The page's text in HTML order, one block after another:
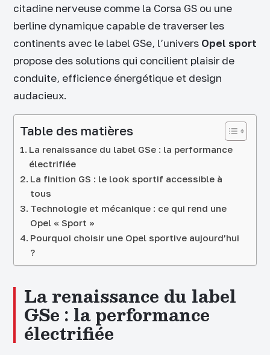
citadine nerveuse comme la Corsa GS ou une
berline dynamique capable de traverser les
continents avec le label GSe, l’univers Opel sport
propose des solutions qui concilient plaisir de
conduite, efficience énergétique et design
audacieux.
Table des matières
La renaissance du label GSe : la performance
électrifiée
La finition GS : le look sportif accessible à
tous
Technologie et mécanique : ce qui rend une
Opel « Sport »
Pourquoi choisir une Opel sportive aujourd’hui
?
La renaissance du label
GSe : la performance
électrifiée